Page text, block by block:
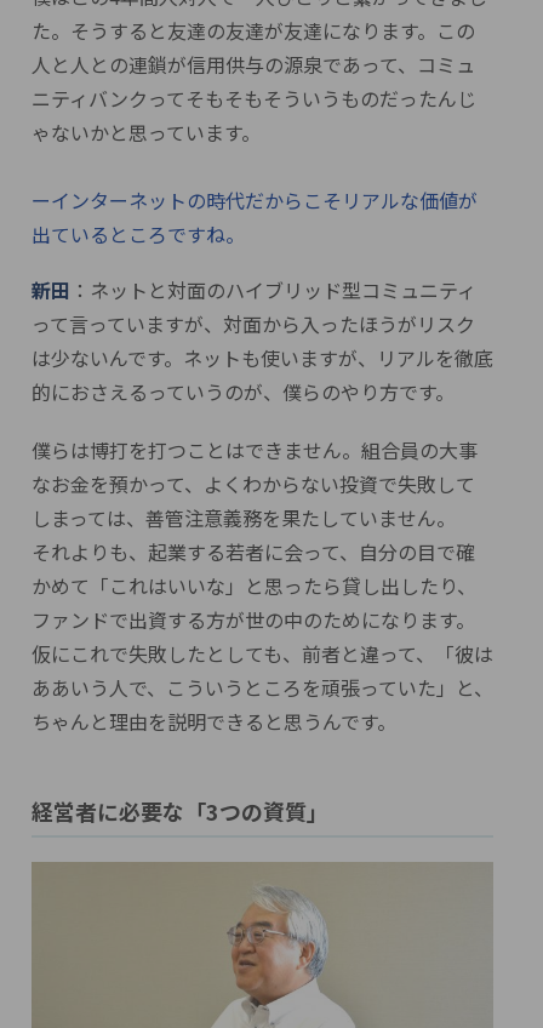
た。そうすると友達の友達が友達になります。この
人と人との連鎖が信用供与の源泉であって、コミュ
ニティバンクってそもそもそういうものだったんじ
ゃないかと思っています。
ーインターネットの時代だからこそリアルな価値が
出ているところですね。
新田 ：ネットと対面のハイブリッド型コミュニティ
って言っていますが、対面から入ったほうがリスク
は少ないんです。ネットも使いますが、リアルを徹底
的におさえるっていうのが、僕らのやり方です。
僕らは博打を打つことはできません。組合員の大事
なお金を預かって、よくわからない投資で失敗して
しまっては、善管注意義務を果たしていません。
それよりも、起業する若者に会って、自分の目で確
かめて「これはいいな」と思ったら貸し出したり、
ファンドで出資する方が世の中のためになります。
仮にこれで失敗したとしても、前者と違って、「彼は
ああいう人で、こういうところを頑張っていた」と、
ちゃんと理由を説明できると思うんです。
経営者に必要な「3つの資質」